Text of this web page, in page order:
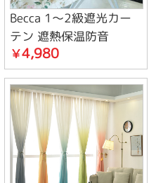
Becca 1～2級遮光カー
テン 遮熱保温防音
￥4,980